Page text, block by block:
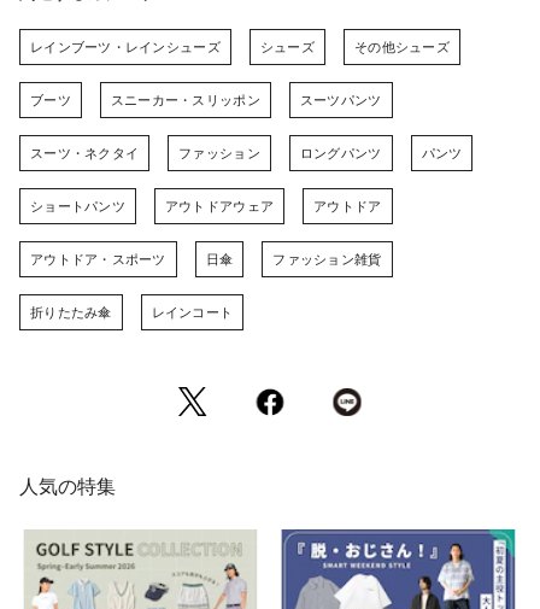
レインブーツ・レインシューズ シューズ その他シューズ
ブーツ スニーカー・スリッポン スーツパンツ
スーツ・ネクタイ ファッション ロングパンツ パンツ
ショートパンツ アウトドアウェア アウトドア
アウトドア・スポーツ 日傘 ファッション雑貨
折りたたみ傘 レインコート
人気の特集